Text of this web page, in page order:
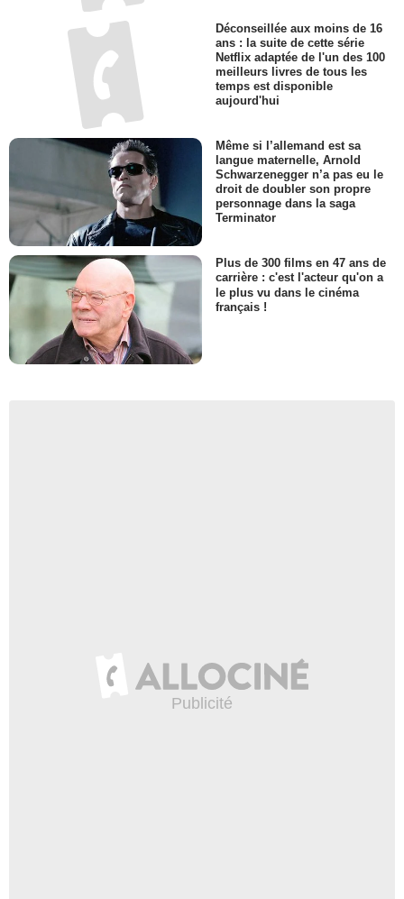
Déconseillée aux moins de 16
ans : la suite de cette série
Netflix adaptée de l'un des 100
meilleurs livres de tous les
temps est disponible
aujourd'hui
Même si l’allemand est sa
langue maternelle, Arnold
Schwarzenegger n’a pas eu le
droit de doubler son propre
personnage dans la saga
Terminator
Plus de 300 films en 47 ans de
carrière : c'est l'acteur qu'on a
le plus vu dans le cinéma
français !